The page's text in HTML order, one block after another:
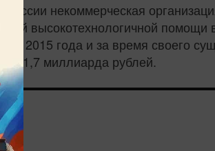
некоммерческая
высокотехнологичной помощи
2015 года и за время своего
1,7 миллиарда рублей.